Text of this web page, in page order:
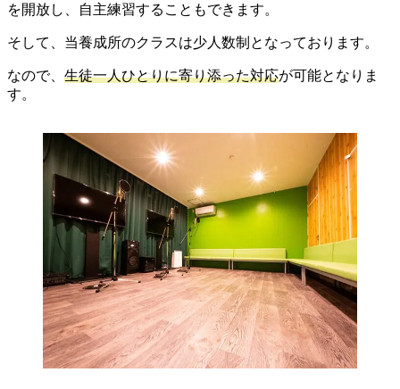
を開放し、
自主練習することもできます。
そして、当養成所のクラスは少人数制 となっております。
なので、 生徒一人ひとりに寄り添った対応が可能となりま
す。